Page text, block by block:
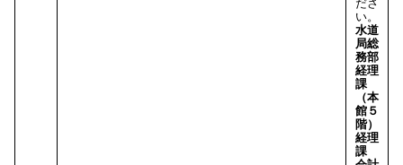
ださ
い。
水道
局総
務部
経理
課
（本
館５
階）
経理
課